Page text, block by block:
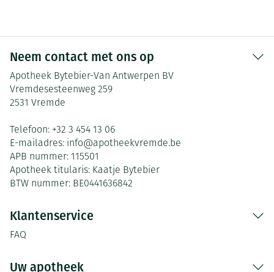
Neem contact met ons op
Apotheek Bytebier-Van Antwerpen BV
Vremdesesteenweg 259
2531 Vremde
Telefoon: +32 3 454 13 06
E-mailadres: info@apotheekvremde.be
APB nummer: 115501
Apotheek titularis: Kaatje Bytebier
BTW nummer: BE0441636842
Klantenservice
FAQ
Uw apotheek